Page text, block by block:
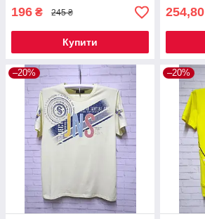
196 ₴ 245 ₴
Купити
254,80
–20% –20%